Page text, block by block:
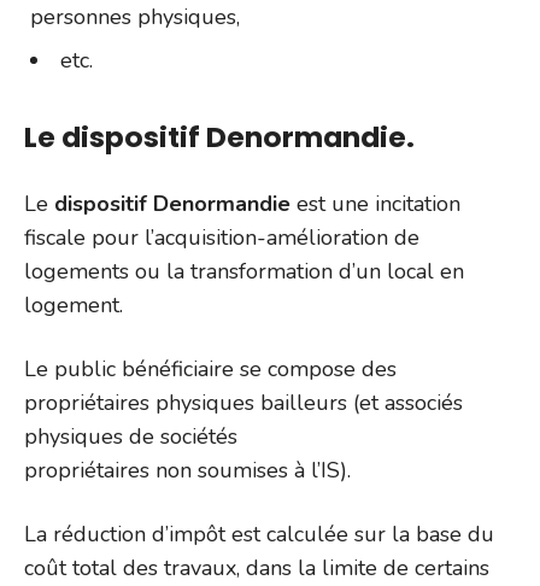
personnes physiques,
etc.
Le dispositif Denormandie.
Le dispositif Denormandie est une incitation
fiscale pour l’acquisition-amélioration de
logements ou la transformation d’un local en
logement.
Le public bénéficiaire se compose des
propriétaires physiques bailleurs (et associés
physiques de sociétés
propriétaires non soumises à l’IS).
La réduction d’impôt est calculée sur la base du
coût total des travaux, dans la limite de certains